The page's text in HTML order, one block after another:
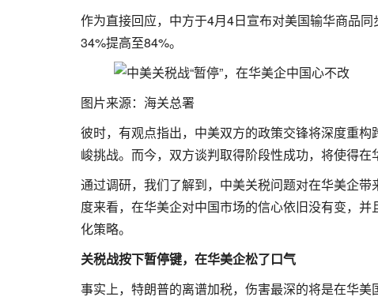
作为直接回应，中方于4月4日宣布对美国输华商品
34%提高至84%。
图片来源：海关总署
彼时，有观点指出，中美双方的政策交锋将深度重
峻挑战。而今，双方谈判取得阶段性成功，将使得在
通过调研，我们了解到，中美关税问题对在华美企
度来看，在华美企对中国市场的信心依旧没有变，
化策略。
关税战按下暂停键，在华美企松了口气
事实上，特朗普的离谱加税，伤害最深的将是在华美